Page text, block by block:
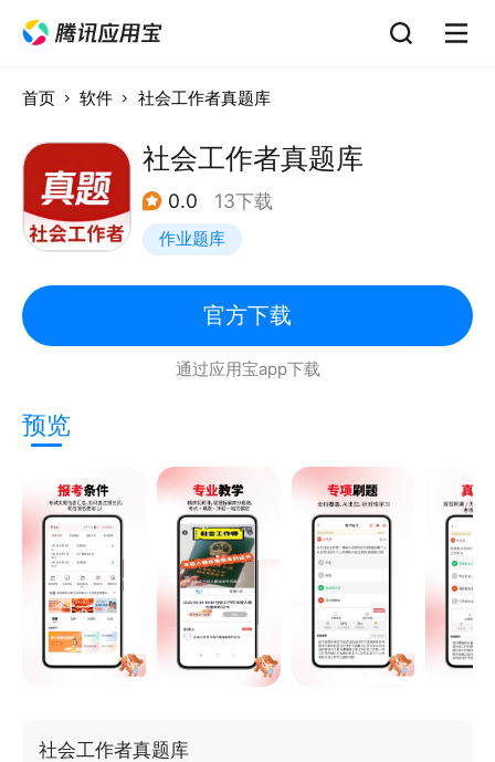
首页 软件 社会工作者真题库
社会工作者真题库
0.0 13下载
作业题库
官方下载
通过应用宝app下载
预览
社会工作者真题库